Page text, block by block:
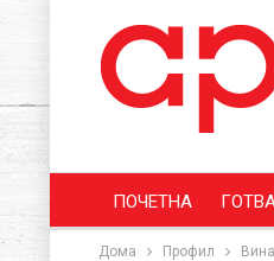
ПОЧЕТНА
Дома Профил